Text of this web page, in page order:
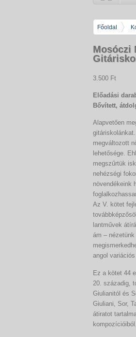
Főoldal
Mosóczi
3.500 Ft
Előadási
Bővített,
Alapvetően
megváltozott
lehetősége.
megszűrtük
nehézségi
növendékeink
Az V. kötet
lantművek
ám –
angol
Ez a kötet 44
20. századig,
Giulianitól és
Giuliani, Sor,
átiratot
kompozícióiból.